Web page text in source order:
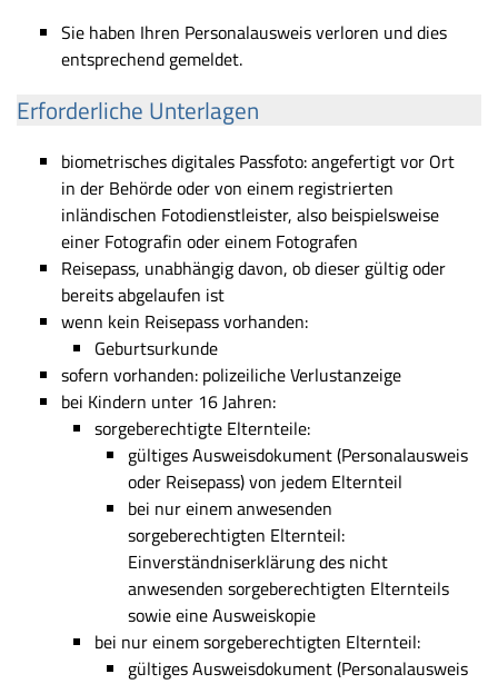
Sie haben Ihren Personalausweis verloren und dies
entsprechend gemeldet.
Erforderliche Unterlagen
biometrisches digitales Passfoto: angefertigt vor Ort
in der Behörde oder von einem registrierten
inländischen Fotodienstleister, also beispielsweise
einer Fotografin oder einem Fotografen
Reisepass, unabhängig davon, ob dieser gültig oder
bereits abgelaufen ist
wenn kein Reisepass vorhanden:
Geburtsurkunde
sofern vorhanden: polizeiliche Verlustanzeige
bei Kindern unter 16 Jahren:
sorgeberechtigte Elternteile:
gültiges Ausweisdokument (Personalausweis
oder Reisepass) von jedem Elternteil
bei nur einem anwesenden
sorgeberechtigten Elternteil:
Einverständniserklärung des nicht
anwesenden sorgeberechtigten Elternteils
sowie eine Ausweiskopie
bei nur einem sorgeberechtigten Elternteil:
gültiges Ausweisdokument (Personalausweis